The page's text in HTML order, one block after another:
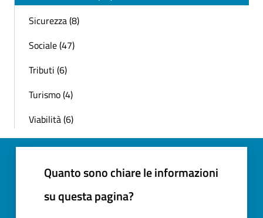
Sicurezza (8)
Sociale (47)
Tributi (6)
Turismo (4)
Viabilità (6)
Quanto sono chiare le informazioni
su questa pagina?